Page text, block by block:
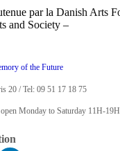
par la Danish Arts
and Society –
of the Future
20 / Tel: 09 51 17 18 75
Monday to Saturday 11H-19H